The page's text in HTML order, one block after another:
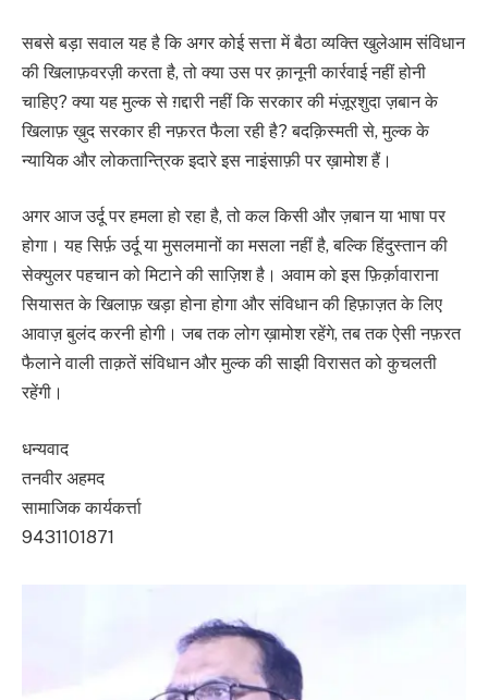
सबसे बड़ा सवाल यह है कि अगर कोई सत्ता में बैठा व्यक्ति खुलेआम संविधान
की खिलाफ़वरज़ी करता है, तो क्या उस पर क़ानूनी कार्रवाई नहीं होनी
चाहिए? क्या यह मुल्क से ग़द्दारी नहीं कि सरकार की मंज़ूरशुदा ज़बान के
खिलाफ़ ख़ुद सरकार ही नफ़रत फैला रही है? बदक़िस्मती से, मुल्क के
न्यायिक और लोकतान्त्रिक इदारे इस नाइंसाफ़ी पर ख़ामोश हैं।
अगर आज उर्दू पर हमला हो रहा है, तो कल किसी और ज़बान या भाषा पर
होगा। यह सिर्फ़ उर्दू या मुसलमानों का मसला नहीं है, बल्कि हिंदुस्तान की
सेक्युलर पहचान को मिटाने की साज़िश है। अवाम को इस फ़िर्क़ावाराना
सियासत के खिलाफ़ खड़ा होना होगा और संविधान की हिफ़ाज़त के लिए
आवाज़ बुलंद करनी होगी। जब तक लोग ख़ामोश रहेंगे, तब तक ऐसी नफ़रत
फैलाने वाली ताक़तें संविधान और मुल्क की साझी विरासत को कुचलती
रहेंगी।
धन्यवाद
तनवीर अहमद
सामाजिक कार्यकर्त्ता
9431101871